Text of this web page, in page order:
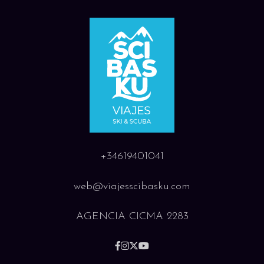
Kitchenette (frigorífico, placa eléctrica,
horno o microondas / grill, lavavajillas)
Cuarto de baño y WC separado
Apartamento entresuelo de 1
dormitorio para 6 personas (aprox.
Salón (divisible) con 2 camas individuales
Altillo con literas
horno o microondas / grill, lavavajillas)
Cuarto de ducha con aseo en el entresuelo
+34619401041
web@viajesscibasku.com
AGENCIA CICMA 2283